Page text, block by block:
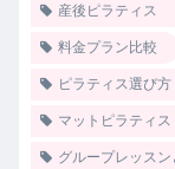
産後ピラティス
料金プラン比較
ピラティス選び方
マットピラティス
グループレッス